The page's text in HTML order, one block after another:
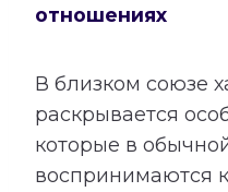
отношениях
В близком союзе
раскрывается
которые в
воспринимаются